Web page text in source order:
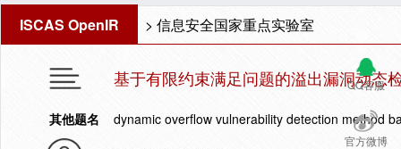
ISCAS OpenIR > 信息安全国家重点实验室
QQ客服
官方微博
基于有限约束满足问题的溢出漏洞动态
其他题名 dynamic overflow vulnerability detection method